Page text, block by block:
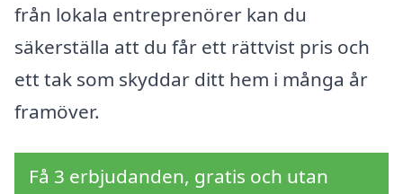
från lokala entreprenörer kan du
säkerställa att du får ett rättvist pris och
ett tak som skyddar ditt hem i många år
framöver.
Få 3 erbjudanden, gratis och utan